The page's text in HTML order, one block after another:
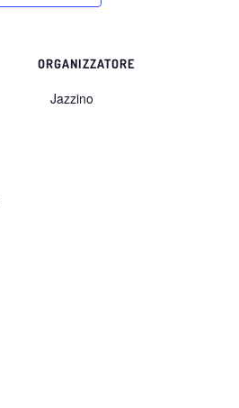
ORGANIZZATORE
Jazzino